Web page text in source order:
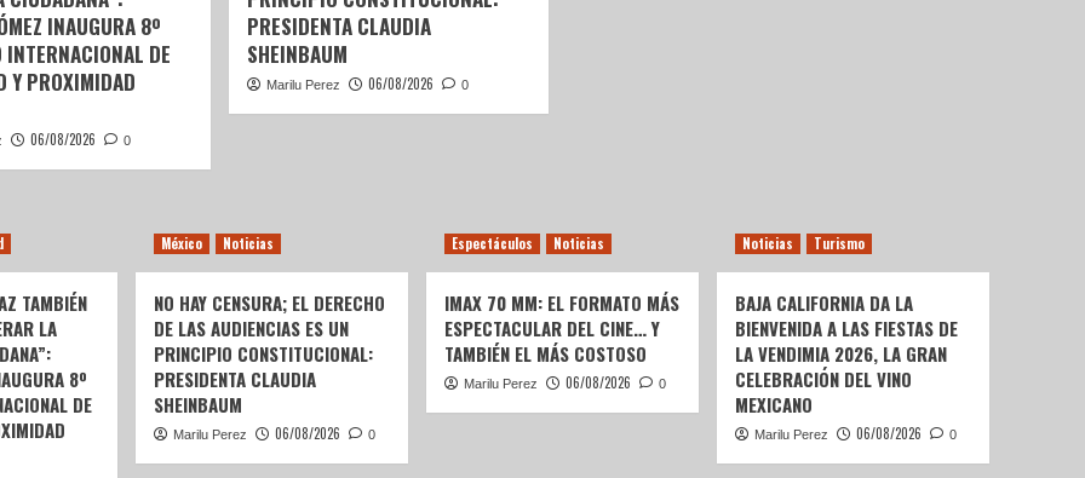
INAUGURA 8º
INTERNACIONAL DE
Y PROXIMIDAD
06/08/2026 0
PRESIDENTA CLAUDIA
SHEINBAUM
Marilu Perez 06/08/2026 0
TAMBIÉN
LA
8º
DE
México Noticias
NO HAY CENSURA; EL DERECHO
DE LAS AUDIENCIAS ES UN
PRINCIPIO CONSTITUCIONAL:
PRESIDENTA CLAUDIA
SHEINBAUM
Marilu Perez 06/08/2026 0
Espectáculos Noticias
IMAX 70 MM: EL FORMATO MÁS
ESPECTACULAR DEL CINE… Y
TAMBIÉN EL MÁS COSTOSO
Marilu Perez 06/08/2026 0
Noticias Turismo
BAJA CALIFORNIA DA LA
BIENVENIDA A LAS FIESTAS DE
LA VENDIMIA 2026, LA GRAN
CELEBRACIÓN DEL VINO
MEXICANO
Marilu Perez 06/08/2026 0